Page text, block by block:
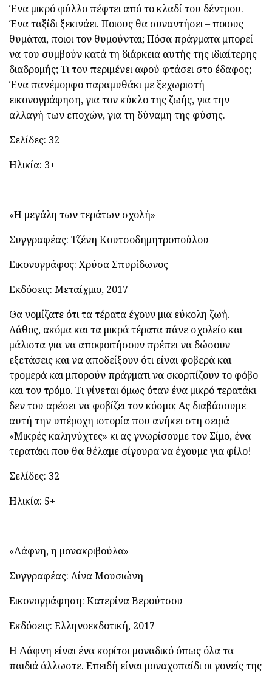
Ένα μικρό φύλλο πέφτει από το κλαδί του δέντρου.
Ένα ταξίδι ξεκινάει. Ποιους θα συναντήσει – ποιους
θυμάται, ποιοι τον θυμούνται; Πόσα πράγματα μπορεί
να του συμβούν κατά τη διάρκεια αυτής της ιδιαίτερης
διαδρομής; Τι τον περιμένει αφού φτάσει στο έδαφος;
Ένα πανέμορφο παραμυθάκι με ξεχωριστή
εικονογράφηση, για τον κύκλο της ζωής, για την
αλλαγή των εποχών, για τη δύναμη της φύσης.
Σελίδες: 32
Ηλικία: 3+
«Η μεγάλη των τεράτων σχολή»
Συγγραφέας: Τζένη Κουτσοδημητροπούλου
Εικονογράφος: Χρύσα Σπυρίδωνος
Εκδόσεις: Μεταίχμιο, 2017
Θα νομίζατε ότι τα τέρατα έχουν μια εύκολη ζωή.
Λάθος, ακόμα και τα μικρά τέρατα πάνε σχολείο και
μάλιστα για να αποφοιτήσουν πρέπει να δώσουν
εξετάσεις και να αποδείξουν ότι είναι φοβερά και
τρομερά και μπορούν πράγματι να σκορπίζουν το φόβο
και τον τρόμο. Τι γίνεται όμως όταν ένα μικρό τερατάκι
δεν του αρέσει να φοβίζει τον κόσμο; Ας διαβάσουμε
αυτή την υπέροχη ιστορία που ανήκει στη σειρά
«Μικρές καληνύχτες» κι ας γνωρίσουμε τον Σίμο, ένα
τερατάκι που θα θέλαμε σίγουρα να έχουμε για φίλο!
Σελίδες: 32
Ηλικία: 5+
«Δάφνη, η μονακριβούλα»
Συγγραφέας: Λίνα Μουσιώνη
Εικονογράφηση: Κατερίνα Βερούτσου
Εκδόσεις: Ελληνοεκδοτική, 2017
Η Δάφνη είναι ένα κορίτσι μοναδικό όπως όλα τα
παιδιά άλλωστε. Επειδή είναι μοναχοπαίδι οι γονείς της